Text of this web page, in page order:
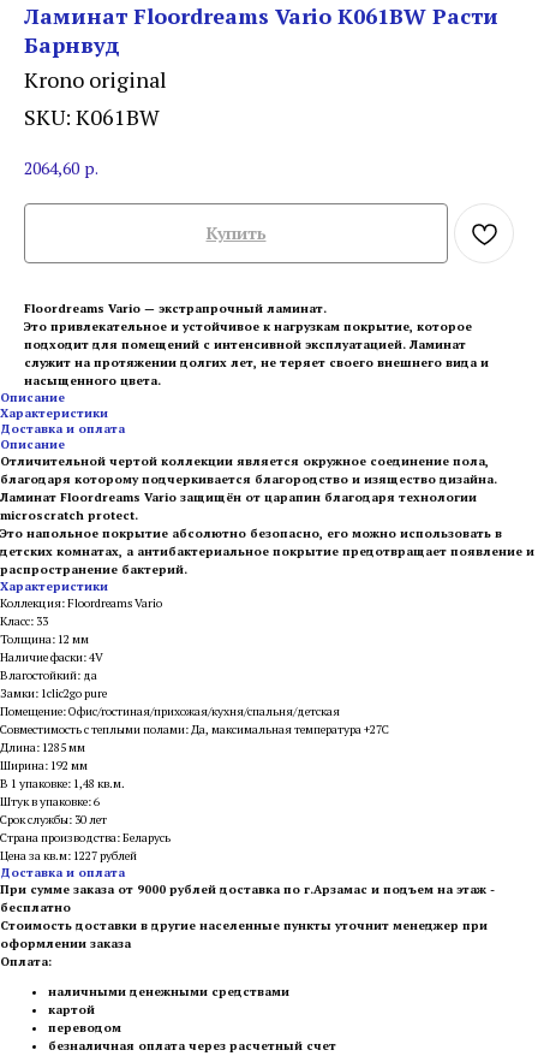
Ламинат Floordreams Vario K061BW Расти
Барнвуд
Krono original
SKU: K061BW
2064,60 р.
Купить
Floordreams Vario — экстрапрочный ламинат.
Это привлекательное и устойчивое к нагрузкам покрытие, которое
подходит для помещений с интенсивной эксплуатацией. Ламинат
служит на протяжении долгих лет, не теряет своего внешнего вида и
насыщенного цвета.
Описание
Характеристики
Доставка и оплата
Описание
Отличительной чертой коллекции является окружное соединение пола,
благодаря которому подчеркивается благородство и изящество дизайна.
Ламинат Floordreams Vario защищён от царапин благодаря технологии
microscratch protect.
Это напольное покрытие абсолютно безопасно, его можно использовать в
детских комнатах, а антибактериальное покрытие предотвращает появление и
распространение бактерий.
Характеристики
Коллекция: Floordreams Vario
Класс: 33
Толщина: 12 мм
Наличие фаски: 4V
Влагостойкий: да
Замки: 1clic2go pure
Помещение: Офис/гостиная/прихожая/кухня/спальня/детская
Совместимость с теплыми полами: Да, максимальная температура +27С
Длина: 1285 мм
Ширина: 192 мм
В 1 упаковке: 1,48 кв.м.
Штук в упаковке: 6
Срок службы: 30 лет
Страна производства: Беларусь
Цена за кв.м: 1227 рублей
Доставка и оплата
При сумме заказа от 9000 рублей доставка по г.Арзамас и подъем на этаж -
бесплатно
Стоимость доставки в другие населенные пункты уточнит менеджер при
оформлении заказа
Оплата:
наличными денежными средствами
картой
переводом
безналичная оплата через расчетный счет